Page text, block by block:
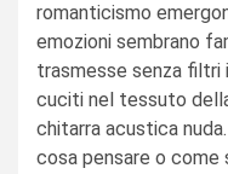
romanticismo
emozioni sembrano
trasmesse senza
cuciti nel tessuto
chitarra acustica
cosa pensare o come